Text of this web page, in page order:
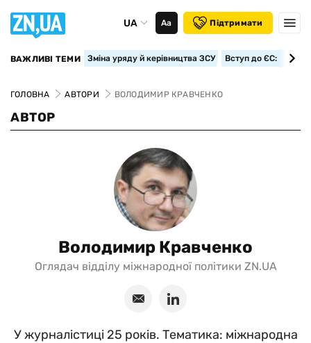
UA Аа Підтримати
ВАЖЛИВІ ТЕМИ Зміна уряду й керівництва ЗСУ Вступ до ЄС:
ГОЛОВНА АВТОРИ ВОЛОДИМИР КРАВЧЕНКО
АВТОР
Володимир Кравченко
Оглядач відділу міжнародної політики ZN.UA
У журналістиці 25 років. Тематика: міжнародна